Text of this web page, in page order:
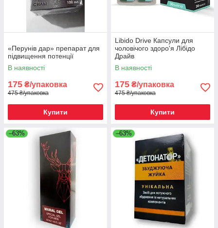
«Перунів дар» препарат для
підвищення потенції
В наявності
175 ₴/упаковка
475 ₴/упаковка
Купити
Libido Drive Капсули для
чоловічого здоро'я Лібідо
Драйв
В наявності
175 ₴/упаковка
475 ₴/упаковка
Купити
–63% –63%